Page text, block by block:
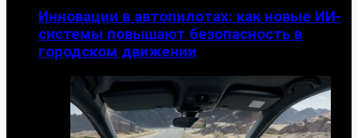
Инновации в автопилотах: как новые ИИ-
системы повышают безопасность в
городском движении